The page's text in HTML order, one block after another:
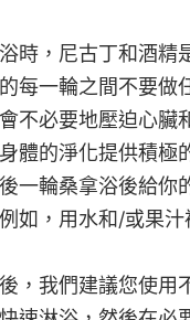
時，尼古丁和酒精
每一輪之間不要做
不必要地壓迫心臟
體的淨化提供積極
一輪桑拿浴後給你
如，用水和/或果
，我們建議您使用